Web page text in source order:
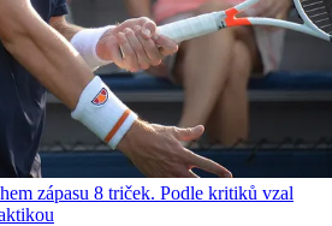
zápasu 8 triček. Podle kritiků vzal